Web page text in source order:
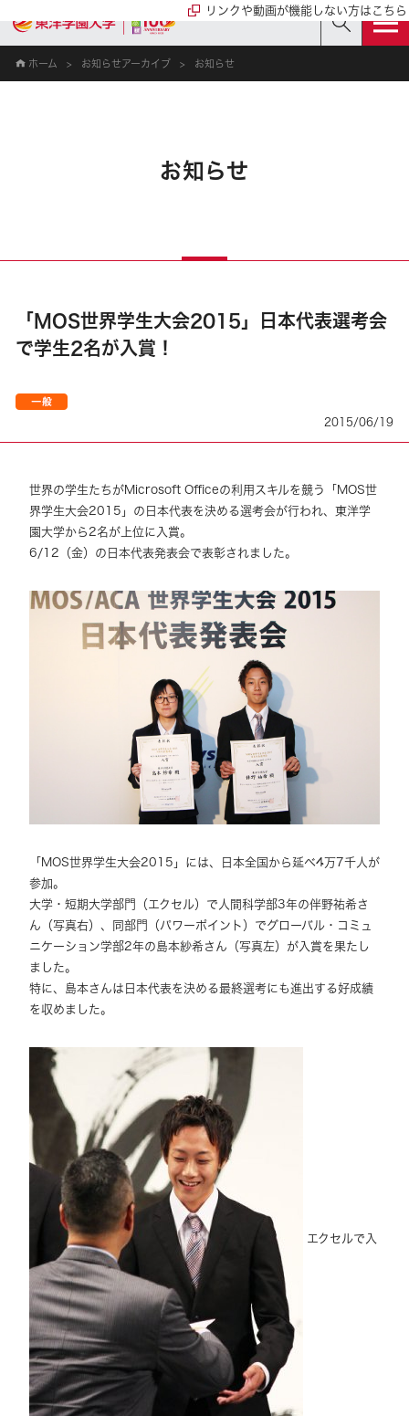
ホーム お知らせアーカイブ お知らせ
お知らせ
「MOS世界学生大会2015」日本代表選考会
で学生2名が入賞！
2015/06/19
リンクや動画が機能しない方はこちら
世界の学生たちがMicrosoft Officeの利用スキルを競う「MOS世
界学生大会2015」の日本代表を決める選考会が行われ、東洋学
園大学から2名が上位に入賞。
6/12（金）の日本代表発表会で表彰されました。
「MOS世界学生大会2015」には、日本全国から延べ4万7千人が
参加。
大学・短期大学部門（エクセル）で人間科学部3年の伴野祐希さ
ん（写真右）、同部門（パワーポイント）でグローバル・コミュ
ニケーション学部2年の島本紗希さん（写真左）が入賞を果たし
ました。
特に、島本さんは日本代表を決める最終選考にも進出する好成績
を収めました。
エクセルで入